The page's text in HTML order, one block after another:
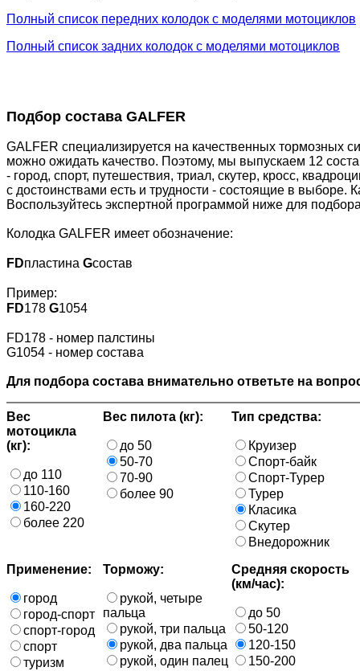
Полный список передних колодок с моделями мотоциклов
Полный список задних колодок с моделями мотоциклов
Подбор состава GALFER
GALFER специализируется на качественных тормозных
можно ожидать качество. Поэтому, мы выпускаем 12
- город, спорт, путешествия, триал, скутер, кросс,
с достоинствами есть и трудности - состоящие в выборе.
Воспользуйтесь экспертной программой ниже для
Колодка GALFER имеет обозначение:
FDпластина Gсостав
Пример:
FD178 G1054
FD178 - номер палстины
G1054 - номер состава
Для подбора состава внимательно ответьте на
Вес
мотоцикла
(кг):
до 110
110-160
160-220
более 220
Вес пилота (кг):
до 50
50-70
70-90
более 90
Тип средства:
Круизер
Спорт-байк
Спорт-Турер
Турер
Класика
Скутер
Внедорожник
Применение:
город
город-спорт
спорт-город
спорт
туризм
Торможу:
рукой, четыре
пальца
рукой, три пальца
рукой, два пальца
рукой, один палец
Средняя скорость
(км/час):
до 50
50-120
120-150
150-200